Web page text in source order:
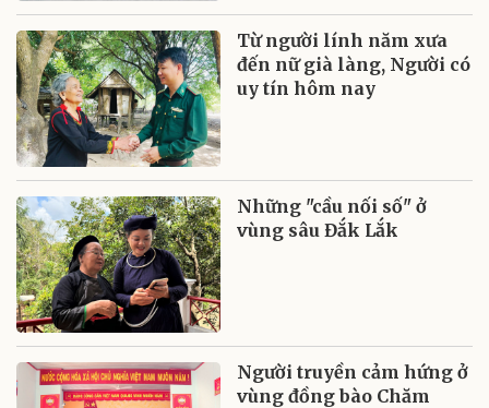
Từ người lính năm xưa
đến nữ già làng, Người có
uy tín hôm nay
Những "cầu nối số" ở
vùng sâu Đắk Lắk
Người truyền cảm hứng ở
vùng đồng bào Chăm